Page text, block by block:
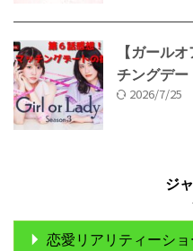
【ガール
チングデー
2026/7/25
ジ
恋愛リアリティーシ